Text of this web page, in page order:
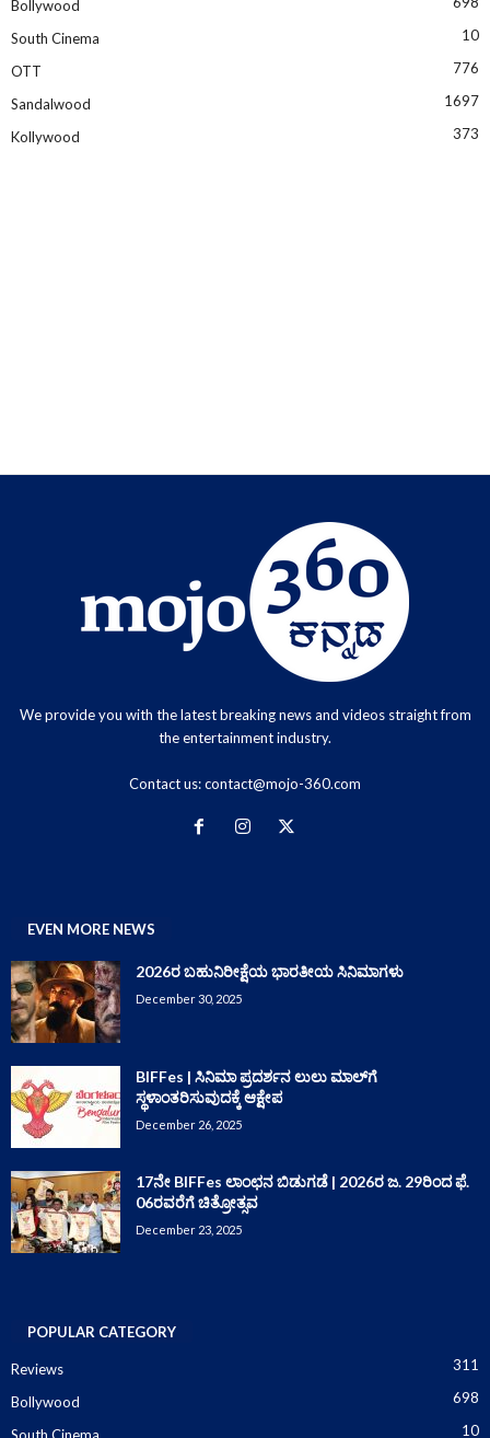
Bollywood
South Cinema 10
OTT 776
Sandalwood 1697
Kollywood 373
We provide you with the latest breaking news and videos straight from
the entertainment industry.
Contact us:contact@mojo-360.com
EVEN MORE NEWS
2026ರ ಬಹುನಿರೀಕ್ಷೆಯ ಭಾರತೀಯ ಸಿನಿಮಾಗಳು
December 30, 2025
BIFFes | ಸಿನಿಮಾ ಪ್ರದರ್ಶನ ಲುಲು ಮಾಲ್‌ಗೆ
ಸ್ಥಳಾಂತರಿಸುವುದಕ್ಕೆ ಆಕ್ಷೇಪ
December 26, 2025
17ನೇ BIFFes ಲಾಂಛನ ಬಿಡುಗಡೆ | 2026ರ ಜ. 29ರಿಂದ ಫೆ.
06ರವರೆಗೆ ಚಿತ್ರೋತ್ಸವ
December 23, 2025
POPULAR CATEGORY
Reviews 311
Bollywood 698
South Cinema 10